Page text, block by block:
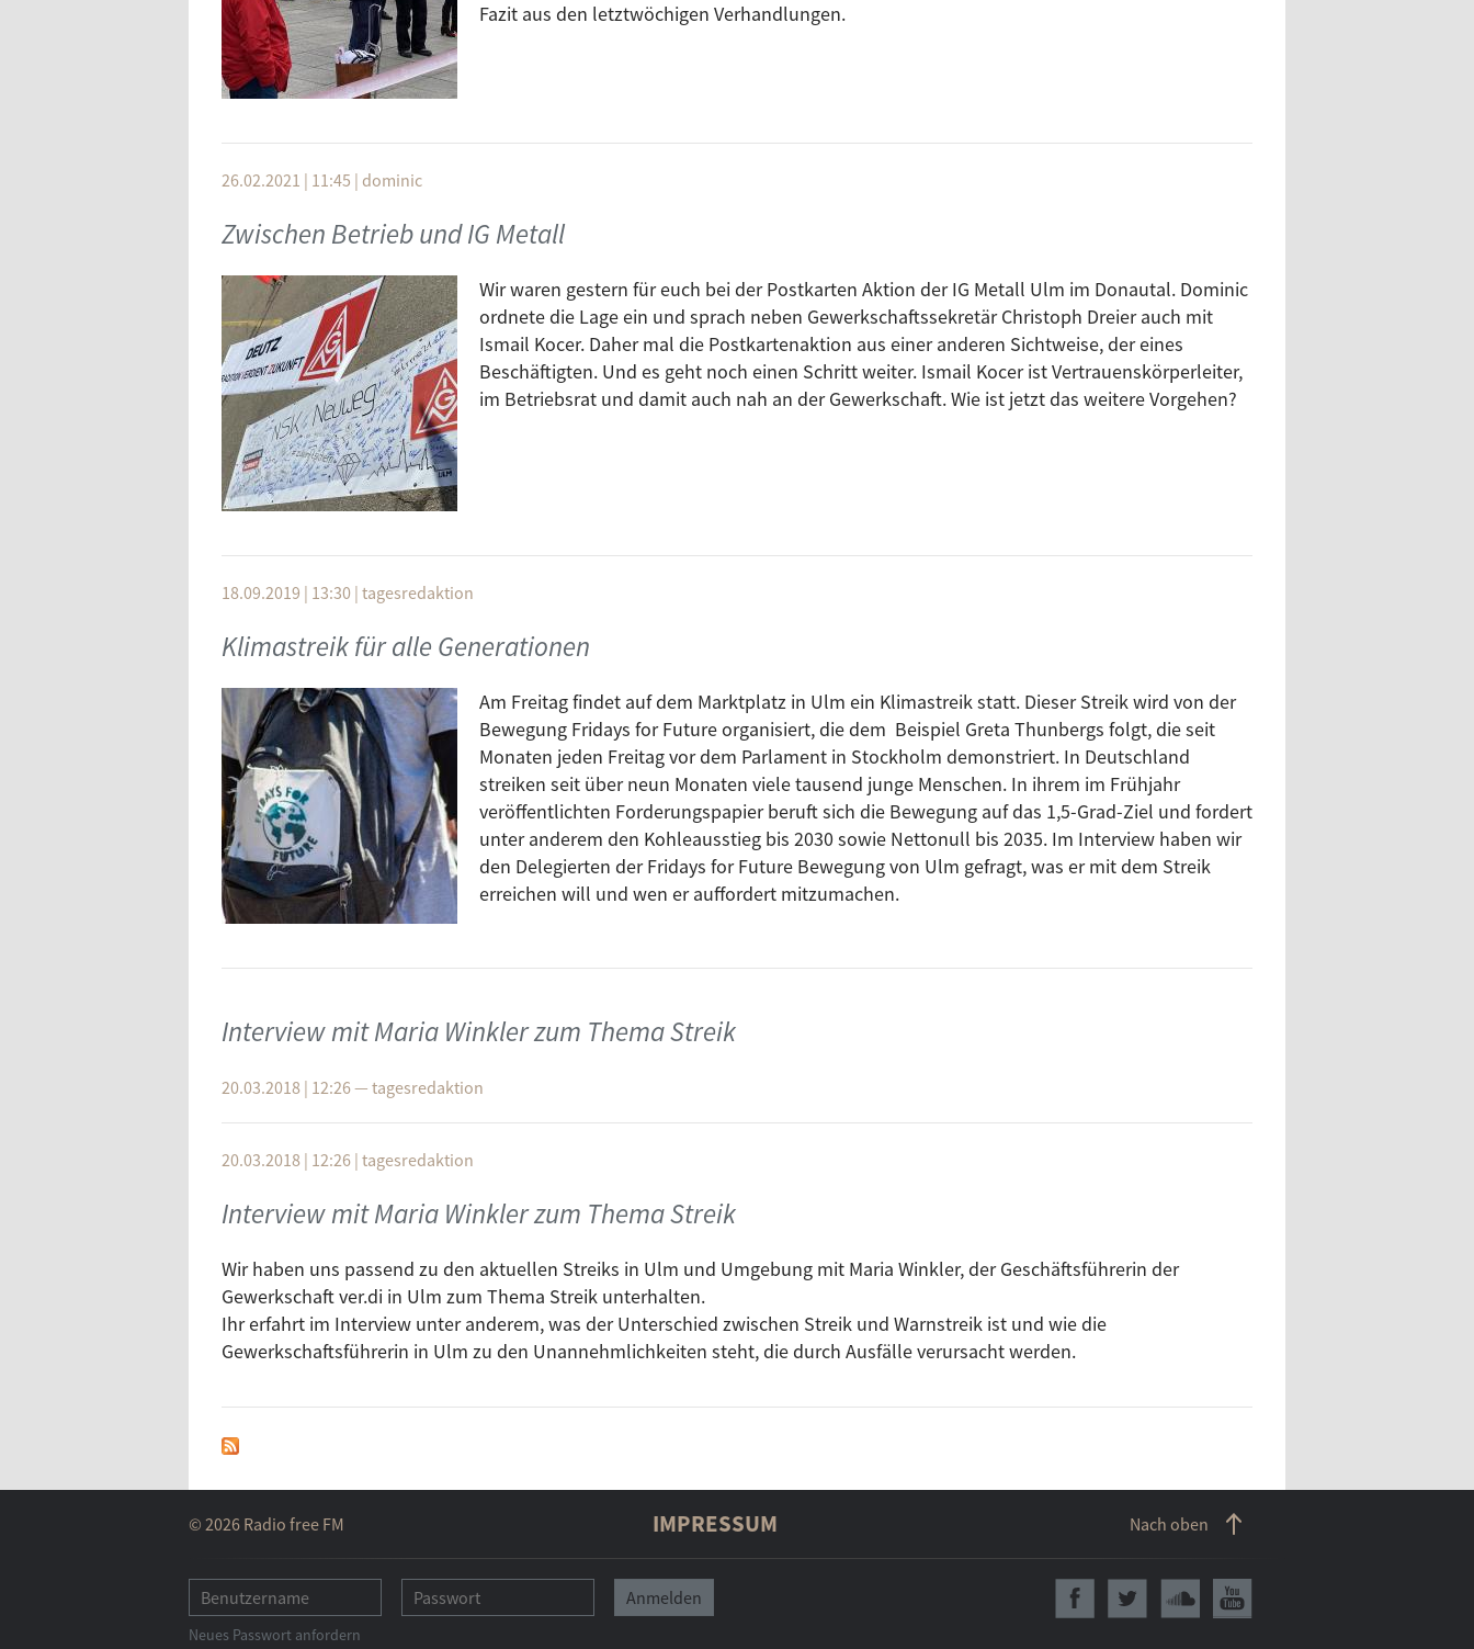
Fazit aus den letztwöchigen Verhandlungen.
26.02.2021 | 11:45 | dominic
Zwischen Betrieb und IG Metall
Wir waren gestern für euch bei der Postkarten Aktion der IG Metall Ulm im Donautal. Dominic
ordnete die Lage ein und sprach neben Gewerkschaftssekretär Christoph Dreier auch mit
Ismail Kocer. Daher mal die Postkartenaktion aus einer anderen Sichtweise, der eines
Beschäftigten. Und es geht noch einen Schritt weiter. Ismail Kocer ist Vertrauenskörperleiter,
im Betriebsrat und damit auch nah an der Gewerkschaft. Wie ist jetzt das weitere Vorgehen?
18.09.2019 | 13:30 | tagesredaktion
Klimastreik für alle Generationen
Am Freitag findet auf dem Marktplatz in Ulm ein Klimastreik statt. Dieser Streik wird von der
Bewegung Fridays for Future organisiert, die dem Beispiel Greta Thunbergs folgt, die seit
Monaten jeden Freitag vor dem Parlament in Stockholm demonstriert. In Deutschland
streiken seit über neun Monaten viele tausend junge Menschen. In ihrem im Frühjahr
veröffentlichten Forderungspapier beruft sich die Bewegung auf das 1,5-Grad-Ziel und fordert
unter anderem den Kohleausstieg bis 2030 sowie Nettonull bis 2035. Im Interview haben wir
den Delegierten der Fridays for Future Bewegung von Ulm gefragt, was er mit dem Streik
erreichen will und wen er auffordert mitzumachen.
Interview mit Maria Winkler zum Thema Streik
20.03.2018 | 12:26— tagesredaktion
20.03.2018 | 12:26 | tagesredaktion
Interview mit Maria Winkler zum Thema Streik
Wir haben uns passend zu den aktuellen Streiks in Ulm und Umgebung mit Maria Winkler, der Geschäftsführerin der
Gewerkschaft ver.di in Ulm zum Thema Streik unterhalten.
Ihr erfahrt im Interview unter anderem, was der Unterschied zwischen Streik und Warnstreik ist und wie die
Gewerkschaftsführerin in Ulm zu den Unannehmlichkeiten steht, die durch Ausfälle verursacht werden.
© 2026 Radio free FM IMPRESSUM Nach oben
Neues Passwort anfordern